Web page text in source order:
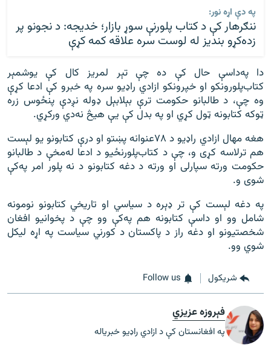
په دې اړه نور:
ننګرهار کې د کتاب پلورنې سوړ بازار؛ خديجه: د نجونو پر
زده‌کړو بنديز له لوست سره علاقه کمه کړې
دا په‌داسې حال کې ده چې تېر لمریز کال کې یوشمېر
کتاب‌پلورونکو او خپرونکو ازادي راډيو سره په خبرو کې ادعا کړې
وه چې، د طالبانو حکومت ترې بېلابېل ډوله نږدې پنځوس زره
ټوکه کتابونه ټول کړي او په بدل کې یې هیڅ نه‌‌دي ورکړي.
هغه مهال ازادي راډيو د ۷۸عنوانه پښتو او درې کتابونو یو لېست
هم ترلاسه کړی و، چې د کتاب‌پلورنځیو د ادعا له‌مخې د طالبانو
حکومت ورته سپارلی او ورته د دغه کتابونو د نه پلور امر په‌کې
شوی و.
په دغه لېست کې تر ډېره د سیاسي او تاریخي کتابونو نومونه
شامل وو او داسې کتابونه هم په‌‌‌کې وو چې د پخوانیو افغان
شخصتیونو او دغه راز د پاکستان د کورني سیاست په اړه لیکل
شوي وو.
شريکول Follow us
فېروزه عزیزي
په افغانستان کې د ازادي راډیو خبریاله